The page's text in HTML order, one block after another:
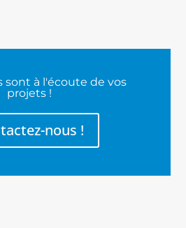
sont à l'écoute de vos
projets !
nous !